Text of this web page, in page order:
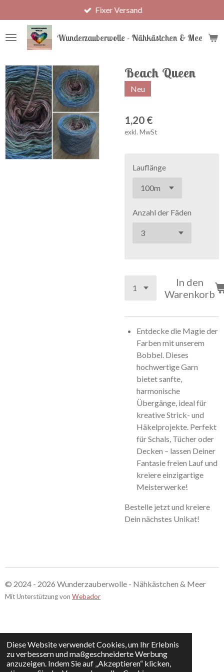
Diese Website verwendet Cookies, um Ihr Erlebnis
zu verbessern und maßgeschneiderte Werbung
anzuzeigen. Indem Sie auf „Akzeptieren“ klicken,
Hauptinhalt
springen
Wunderzauberwolle - Nähkästchen & Meer
Fixer Versand
Beach Queen
Neu
1,20 €
exkl. MwSt
Lauflänge
Anzahl der Fäden
In den
Warenkorb
Entdecke die Magie der
Farben mit unserem
Bobbel. Dieses
hochwertige Garn
bietet sanfte,
harmonische
Übergänge, ideal für
kreative Strick- und
Häkelprojekte. Perfekt
für Schals, Tücher oder
Decken – lassen Deiner
Fantasie freien Lauf und
kreiere einzigartige
Meisterwerke!
Bestelle jetzt und kreiere
Dein nächstes Unikat!
© 2024 - 2026 Wunderzauberwolle - Nähkästchen & Meer
Mit Unterstützung von Webador